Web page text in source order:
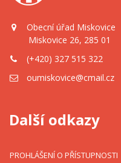
Obecní úřad Miskovice
Miskovice 26, 285 01
(+420) 327 515 322
oumiskovice@cmail.cz
Další odkazy
PROHLÁŠENÍ O PŘÍSTUPNOSTI